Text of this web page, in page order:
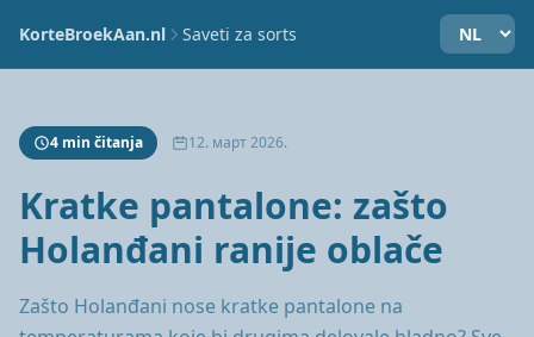
KorteBroekAan.nl Saveti za sorts
4 min čitanja 12. март 2026.
Kratke pantalone: zašto
Holanđani ranije oblače
Zašto Holanđani nose kratke pantalone na